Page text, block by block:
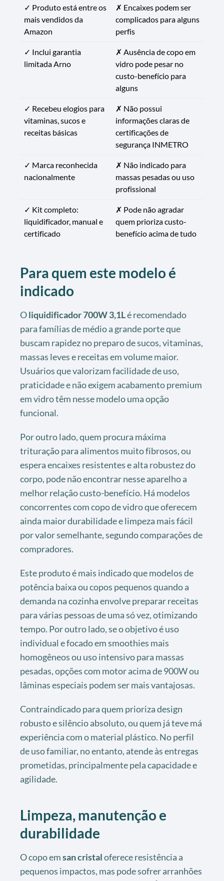
✓ Produto está entre os
mais vendidos da
Amazon
✗ Encaixes podem ser
complicados para alguns
perfis
✓ Inclui garantia
limitada Arno
✗ Ausência de copo em
vidro pode pesar no
custo-benefício para
alguns
✓ Recebeu elogios para
vitaminas, sucos e
receitas básicas
✗ Não possui
informações claras de
certificações de
segurança INMETRO
✓ Marca reconhecida
nacionalmente
✗ Não indicado para
massas pesadas ou uso
profissional
✓ Kit completo:
liquidificador, manual e
certificado
✗ Pode não agradar
quem prioriza custo-
benefício acima de tudo
Para quem este modelo é
indicado
Oliquidificador 700W 3,1Lé recomendado
para famílias de médio a grande porte que
buscam rapidez no preparo de sucos, vitaminas,
massas leves e receitas em volume maior.
Usuários que valorizam facilidade de uso,
praticidade e não exigem acabamento premium
em vidro têm nesse modelo uma opção
funcional.
Por outro lado, quem procura máxima
trituração para alimentos muito fibrosos, ou
espera encaixes resistentes e alta robustez do
corpo, pode não encontrar nesse aparelho a
melhor relação custo-benefício. Há modelos
concorrentes com copo de vidro que oferecem
ainda maior durabilidade e limpeza mais fácil
por valor semelhante, segundo comparações de
compradores.
Este produto é mais indicado que modelos de
potência baixa ou copos pequenos quando a
demanda na cozinha envolve preparar receitas
para várias pessoas de uma só vez, otimizando
tempo. Por outro lado, se o objetivo é uso
individual e focado em smoothies mais
homogêneos ou uso intensivo para massas
pesadas, opções com motor acima de 900W ou
lâminas especiais podem ser mais vantajosas.
Contraindicado para quem prioriza design
robusto e silêncio absoluto, ou quem já teve má
experiência com o material plástico. No perfil
de uso familiar, no entanto, atende às entregas
prometidas, principalmente pela capacidade e
agilidade.
Limpeza, manutenção e
durabilidade
O copo emsan cristaloferece resistência a
pequenos impactos, mas pode sofrer arranhões